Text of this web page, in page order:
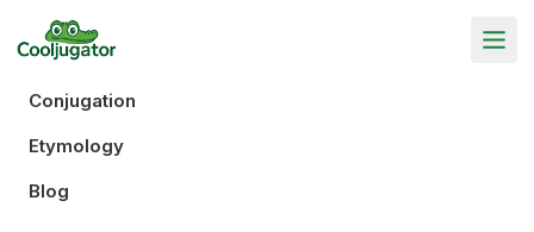
Conjugation
Etymology
Blog